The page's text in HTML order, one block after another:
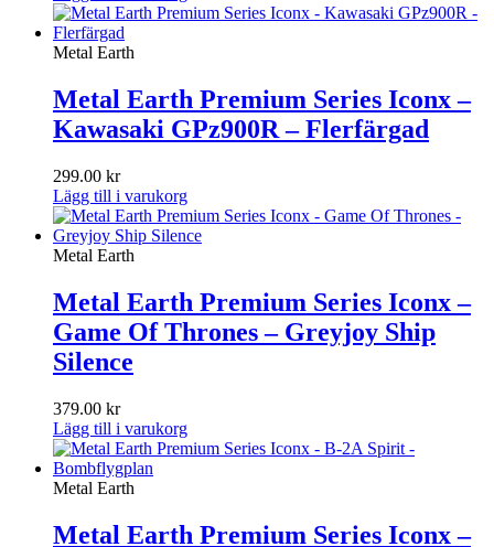
Metal Earth
Metal Earth Premium Series Iconx –
Kawasaki GPz900R – Flerfärgad
299.00 kr
Lägg till i varukorg
Metal Earth
Metal Earth Premium Series Iconx –
Game Of Thrones – Greyjoy Ship
Silence
379.00 kr
Lägg till i varukorg
Metal Earth
Metal Earth Premium Series Iconx –